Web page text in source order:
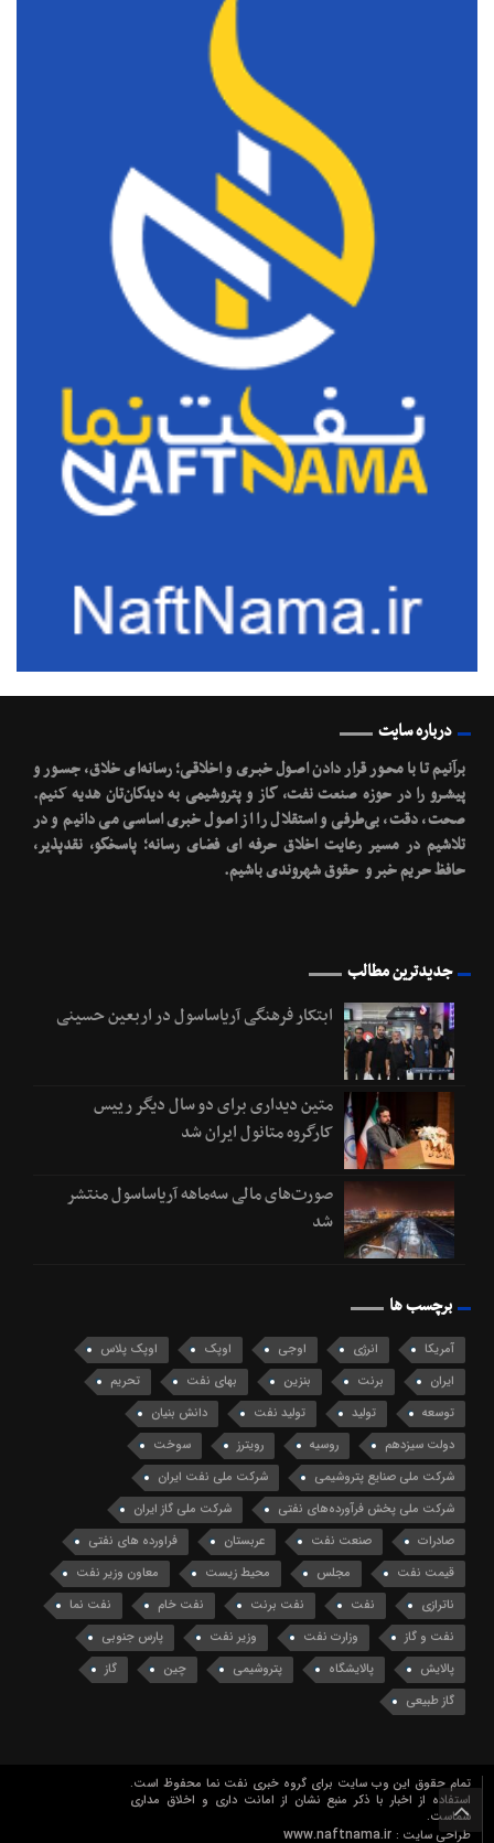
درباره سایت
برآنیم تا با محـور قرار دادن اصـول خبـری و اخلاقـی؛ رسانه‌ای خلاق، جسـور و
پیشـرو را در حوزه صنعت نفت، گاز و پتروشیمی به دیدگان‌تان هدیه کنیم.
صحت، دقت، بی‌طرفی و استقلال را از اصول خبری اساسی می دانیم و در
تلاشیم در مسیر رعایت اخلاق حرفه ای فضای رسانه؛ پاسخگو، نقدپذیر،
حافظ حریم خبر و حقوق شهروندی باشیم.
جدیدترین مطالب
ابتکار فرهنگی آریاساسول در اربعین حسینی
متین دیداری برای دو سال دیگر رییس
کارگروه متانول ایران شد
صورت‌های مالی سه‌ماهه آریاساسول منتشر
شد
برچسب ها
آمریکا انرژی اوجی اوپک
اوپک پلاس
ایران
برنت بنزین بهای نفت
تحریم
توسعه
تولید تولید نفت
دانش بنیان
دولت سیزدهم
روسیه رویترز
سوخت
شرکت ملی صنایع پتروشیمی
شرکت ملی نفت ایران
شرکت ملی پخش فرآورده‌های نفتی
شرکت ملی گاز ایران
صادرات
صنعت نفت عربستان
فراورده های نفتی
قیمت نفت
مجلس محیط زیست
معاون وزیر نفت
ناترازی
نفت نفت برنت نفت خام
نفت نما
نفت و گاز
وزارت نفت وزیر نفت
پارس جنوبی
پالایش
پالایشگاه پتروشیمی چین
گاز
گاز طبیعی
تمام حقوق این وب سایت برای گروه خبری نفت نما محفوظ است.
استفاده از اخبار با ذکر منبع نشان از امانت داری و اخلاق مداری
شماست.
طراحی سایت :